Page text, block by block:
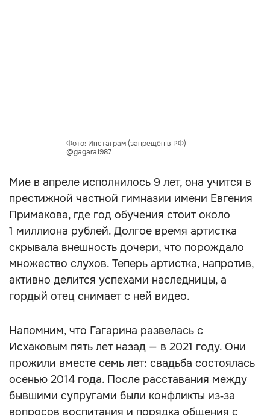
Фото: Инстаграм (запрещён в РФ)
@gagara1987
Мие в апреле исполнилось 9 лет, она учится в
престижной частной гимназии имени Евгения
Примакова, где год обучения стоит около
1 миллиона рублей. Долгое время артистка
скрывала внешность дочери, что порождало
множество слухов. Теперь артистка, напротив,
активно делится успехами наследницы, а
гордый отец снимает с ней видео.
Напомним, что Гагарина развелась с
Исхаковым пять лет назад — в 2021 году. Они
прожили вместе семь лет: свадьба состоялась
осенью 2014 года. После расставания между
бывшими супругами были конфликты из‑за
вопросов воспитания и порядка общения с